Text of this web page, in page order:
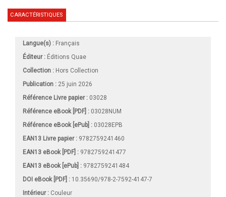
CARACTÉRISTIQUES
Langue(s) : Français
Éditeur : Éditions Quae
Collection : Hors Collection
Publication : 25 juin 2026
Référence Livre papier : 03028
Référence eBook [PDF] : 03028NUM
Référence eBook [ePub] : 03028EPB
EAN13 Livre papier : 9782759241460
EAN13 eBook [PDF] : 9782759241477
EAN13 eBook [ePub] : 9782759241484
DOI eBook [PDF] : 10.35690/978-2-7592-4147-7
Intérieur : Couleur